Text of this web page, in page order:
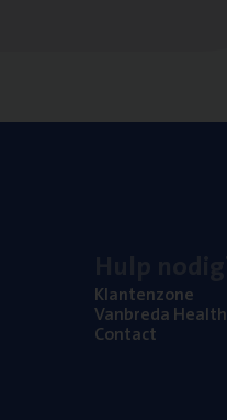
Klan­ten­zo­ne
Van­b­re­da Health
Con­tact